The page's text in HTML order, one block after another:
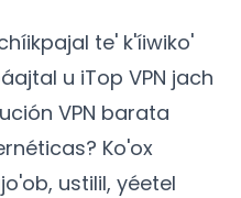
te' k'íiwiko'
u iTop VPN jach
VPN barata
Ko'ox
ustilil, yéetel